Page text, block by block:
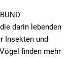
darin lebenden
Insekten und
finden mehr